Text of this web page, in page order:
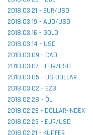
2018.03.21 - EUR/USD
2018.03.19 - AUD/USD
2018.03.16 - GOLD
2018.03.14 - USD
2018.03.09 - CAD
2018.03.07 - EUR/USD
2018.03.05 - US-DOLLAR
2018.03.02 - EZB
2018.02.28 - ÖL
2018.02.26 - DOLLAR-INDEX
2018.02.23 - EUR/USD
2018.02.21 - KUPFER